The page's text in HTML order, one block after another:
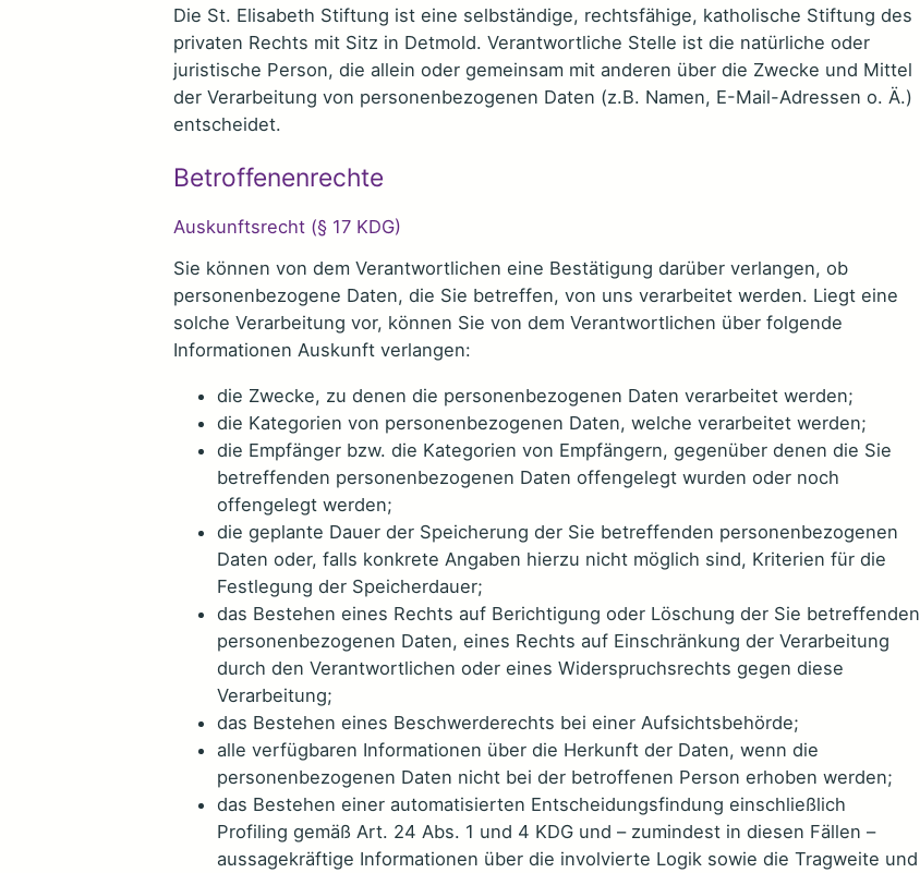
Die St. Elisabeth Stiftung ist eine selbständige, rechtsfähige, katholische Stiftung des
privaten Rechts mit Sitz in Detmold. Verantwortliche Stelle ist die natürliche oder
juristische Person, die allein oder gemeinsam mit anderen über die Zwecke und Mittel
der Verarbeitung von personenbezogenen Daten (z.B. Namen, E-Mail-Adressen o. Ä.)
entscheidet.
Betroffenenrechte
Auskunftsrecht (§ 17 KDG)
Sie können von dem Verantwortlichen eine Bestätigung darüber verlangen, ob
personenbezogene Daten, die Sie betreffen, von uns verarbeitet werden. Liegt eine
solche Verarbeitung vor, können Sie von dem Verantwortlichen über folgende
Informationen Auskunft verlangen:
die Zwecke, zu denen die personenbezogenen Daten verarbeitet werden;
die Kategorien von personenbezogenen Daten, welche verarbeitet werden;
die Empfänger bzw. die Kategorien von Empfängern, gegenüber denen die Sie
betreffenden personenbezogenen Daten offengelegt wurden oder noch
offengelegt werden;
die geplante Dauer der Speicherung der Sie betreffenden personenbezogenen
Daten oder, falls konkrete Angaben hierzu nicht möglich sind, Kriterien für die
Festlegung der Speicherdauer;
das Bestehen eines Rechts auf Berichtigung oder Löschung der Sie betreffenden
personenbezogenen Daten, eines Rechts auf Einschränkung der Verarbeitung
durch den Verantwortlichen oder eines Widerspruchsrechts gegen diese
Verarbeitung;
das Bestehen eines Beschwerderechts bei einer Aufsichtsbehörde;
alle verfügbaren Informationen über die Herkunft der Daten, wenn die
personenbezogenen Daten nicht bei der betroffenen Person erhoben werden;
das Bestehen einer automatisierten Entscheidungsfindung einschließlich
Profiling gemäß Art. 24 Abs. 1 und 4 KDG und – zumindest in diesen Fällen –
aussagekräftige Informationen über die involvierte Logik sowie die Tragweite und